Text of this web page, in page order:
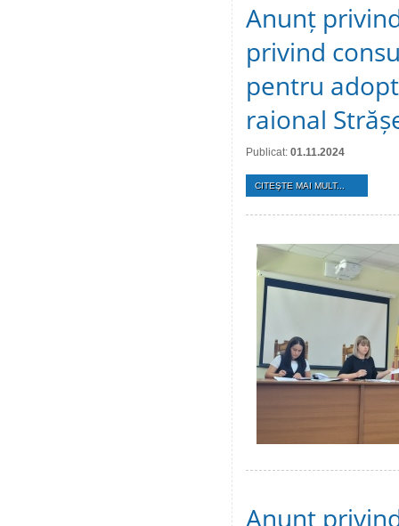
Anunț
privind
pentru
raional
Publicat: 01.11.2024
CITEŞTE MAI MULT...
Anunț